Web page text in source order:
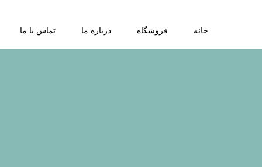
خانه فروشگاه درباره ما تماس با ما